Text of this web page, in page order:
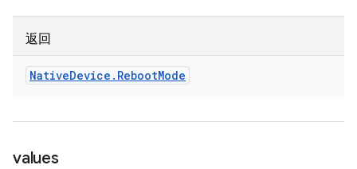
返回
NativeDevice . RebootMode
values